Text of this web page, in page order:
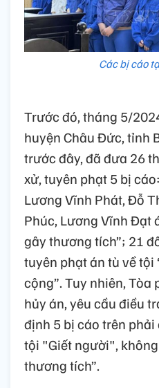
Các bị cáo
Trước đó, tháng 5/
huyện Châu Đức, tỉnh
trước đây, đã đưa 26
xử, tuyên phạt 5 bị
Lương Vĩnh Phát, Đỗ
Phúc, Lương Vĩnh Đạt
gây thương tích”; 21
tuyên phạt án tù về tội
cộng”. Tuy nhiên, Tòa
hủy án, yêu cầu điều
định 5 bị cáo trên
tội "Giết người",
thương tích”.